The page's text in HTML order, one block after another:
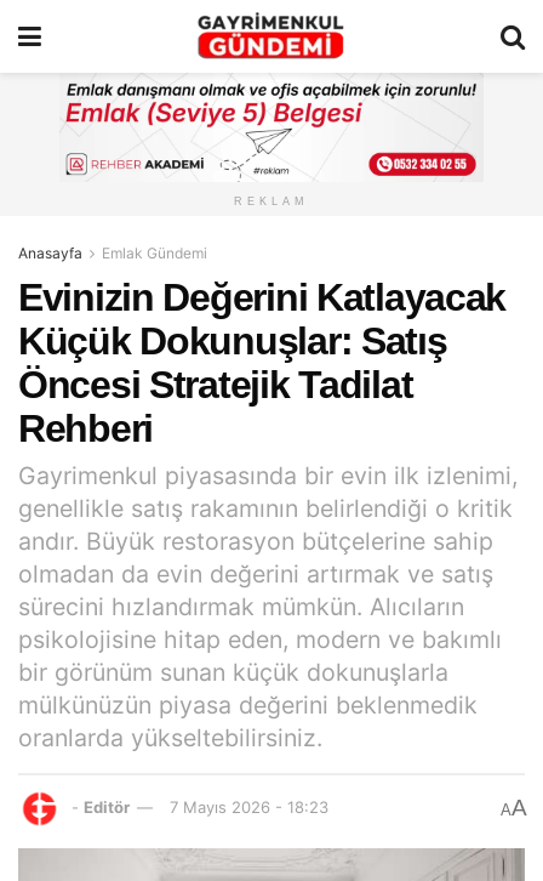
REKLAM
Anasayfa Emlak Gündemi
Evinizin Değerini Katlayacak
Küçük Dokunuşlar: Satış
Öncesi Stratejik Tadilat
Rehberi
Gayrimenkul piyasasında bir evin ilk izlenimi,
genellikle satış rakamının belirlendiği o kritik
andır. Büyük restorasyon bütçelerine sahip
olmadan da evin değerini artırmak ve satış
sürecini hızlandırmak mümkün. Alıcıların
psikolojisine hitap eden, modern ve bakımlı
bir görünüm sunan küçük dokunuşlarla
mülkünüzün piyasa değerini beklenmedik
oranlarda yükseltebilirsiniz.
- Editör 7 Mayıs 2026 - 18:23 AA